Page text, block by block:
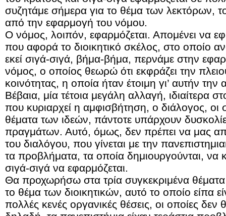
συζητάμε σήμερα για το θέμα των λεκτόρων,
από την εφαρμογή του νόμου.
Ο νόμος, λοιπόν, εφαρμόζεται. Απομένει να
που αφορά το διοικητικό σκέλος, στο οποίο
εκεί σιγά-σιγά, βήμα-βήμα, περνάμε στην
νόμος, ο οποίος θεωρώ ότι εκφράζει την
κοινότητας, η οποία ήταν έτοιμη γι’ αυτήν
Βέβαια, μία τέτοια μεγάλη αλλαγή, ιδιαίτερα
που κυριαρχεί η αμφισβήτηση, ο διάλογος,
θέματα των ιδεών, πάντοτε υπάρχουν
πραγμάτων. Αυτό, όμως, δεν πρέπει να μας
του διαλόγου, που γίνεται με την
τα προβλήματα, τα οποία δημιουργούνται, να
σιγά-σιγά να εφαρμόζεται.
Θα προχωρήσω στα τρία συγκεκριμένα
το θέμα των διοικητικών, αυτό το οποίο είπα
πολλές κενές οργανικές θέσεις, οι οποίες